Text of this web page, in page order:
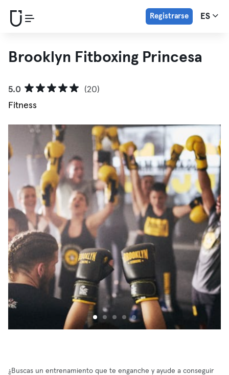
Registrarse ES
Brooklyn Fitboxing Princesa
5.0
(20)
Fitness
¿Buscas un entrenamiento que te enganche y ayude a conseguir